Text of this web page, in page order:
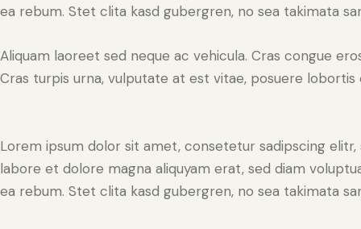
ea rebum. Stet clita kasd gubergren, no sea takimata
Aliquam laoreet sed neque ac vehicula. Cras congue
Cras turpis urna, vulputate at est vitae, posuere lobortis
Lorem ipsum dolor sit amet, consetetur sadipscing
labore et dolore magna aliquyam erat, sed diam
ea rebum. Stet clita kasd gubergren, no sea takimata